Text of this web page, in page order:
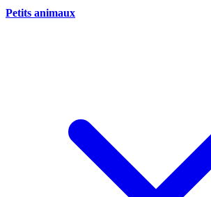
Petits animaux